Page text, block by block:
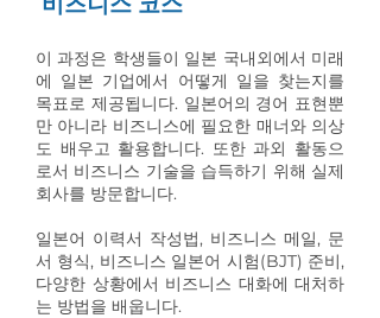
이 과정은 학생들이 일본 국내외에서 미래
에 일본 기업에서 어떻게 일을 찾는지를
목표로 제공됩니다. 일본어의 경어 표현뿐
만 아니라 비즈니스에 필요한 매너와 의상
도 배우고 활용합니다. 또한 과외 활동으
로서 비즈니스 기술을 습득하기 위해 실제
회사를 방문합니다.
일본어 이력서 작성법, 비즈니스 메일, 문
서 형식, 비즈니스 일본어 시험(BJT) 준비,
다양한 상황에서 비즈니스 대화에 대처하
는 방법을 배웁니다.